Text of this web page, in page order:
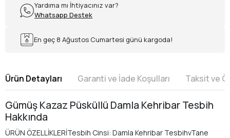
Yardıma mı İhtiyacınız var?
Whatsapp Destek
En geç 8 Ağustos Cumartesi günü kargoda!
Ürün Detayları Garanti ve İade Koşulları Taksit ve
Gümüş Kazaz Püsküllü Damla Kehribar Tesbih
Hakkında
ÜRÜN ÖZELLİKLERİTesbih Cinsi: Damla Kehribar TesbihvTane